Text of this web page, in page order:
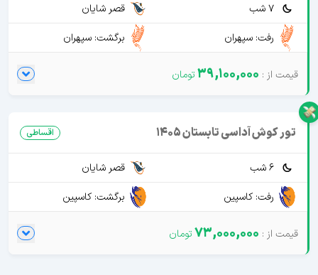
7 شب
قصر شایان
رفت: سپهران
برگشت: سپهران
39,100,000
تور کوش آداسی تابستان 1405 اقساطی
6 شب
قصر شایان
رفت: کاسپین
برگشت: کاسپین
73,000,000